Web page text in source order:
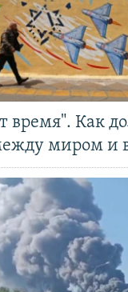
время". Как
миром и